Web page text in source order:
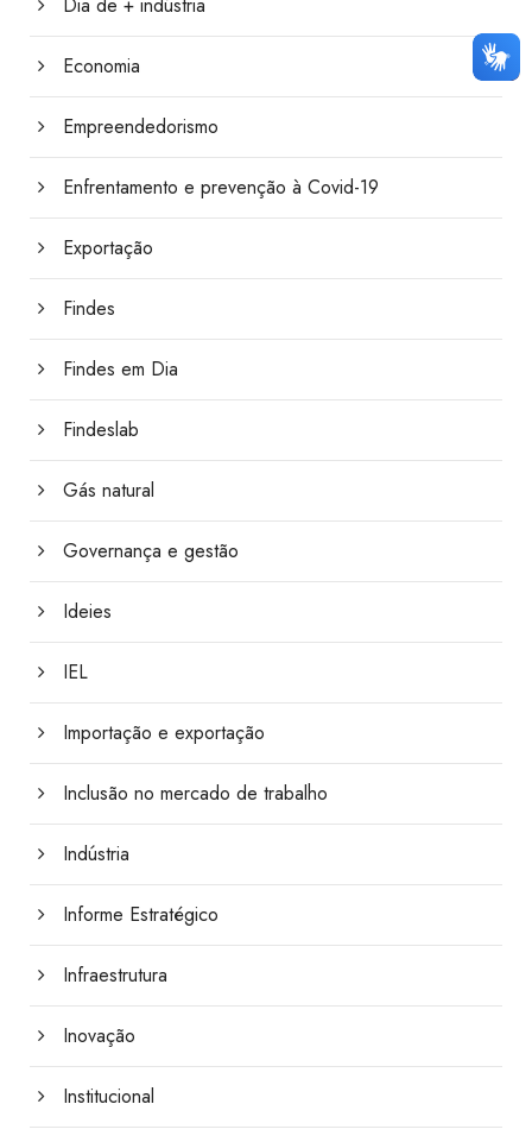
Dia de + indústria
Economia
Empreendedorismo
Enfrentamento e prevenção à Covid-19
Exportação
Findes
Findes em Dia
Findeslab
Gás natural
Governança e gestão
Ideies
IEL
Importação e exportação
Inclusão no mercado de trabalho
Indústria
Informe Estratégico
Infraestrutura
Inovação
Institucional